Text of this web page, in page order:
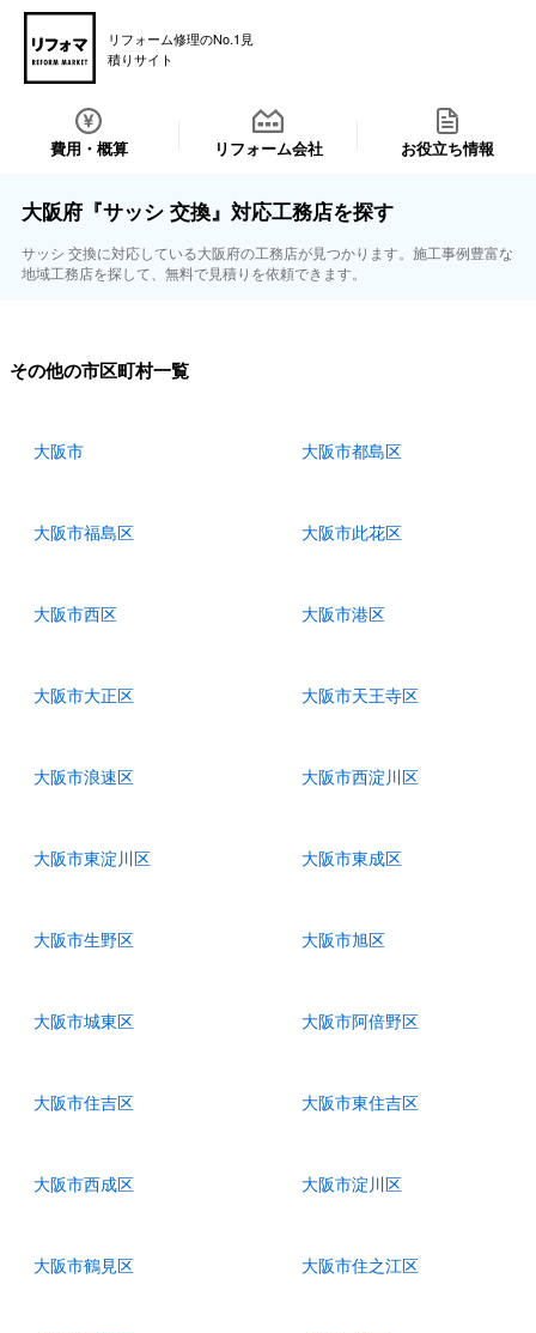
リフォーム修理のNo.1見
積りサイト
費用・概算 リフォーム会社 お役立ち情報
大阪府『サッシ 交換』対応工務店を探す
サッシ 交換に対応している大阪府の工務店が見つかります。施工事例豊富な
地域工務店を探して、無料で見積りを依頼できます。
その他の市区町村一覧
大阪市 大阪市都島区
大阪市福島区 大阪市此花区
大阪市西区 大阪市港区
大阪市大正区 大阪市天王寺区
大阪市浪速区 大阪市西淀川区
大阪市東淀川区 大阪市東成区
大阪市生野区 大阪市旭区
大阪市城東区 大阪市阿倍野区
大阪市住吉区 大阪市東住吉区
大阪市西成区 大阪市淀川区
大阪市鶴見区 大阪市住之江区